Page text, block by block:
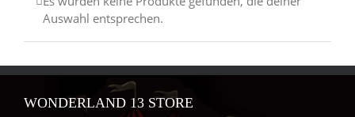
Auswahl entsprechen.
WONDERLAND 13 STORE